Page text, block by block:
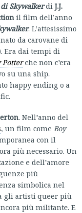
di Skywalkerdi J.J.
il film dell’anno
. L’attesissimo
da carovane di
Era dai tempi di
che non c’era
su una ship.
happy ending o a
. Nell’anno del
, un film come Boy
con il
più necessario. Un
e dell’amore
più
simbolica nel
gli artisti queer più
più militante. E